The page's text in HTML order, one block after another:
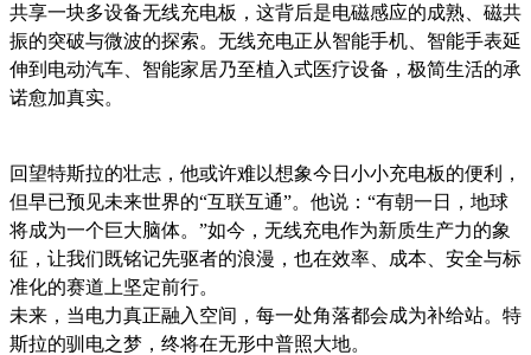
共享一块多设备无线充电板，这背后是电磁感应的成熟、磁共
振的突破与微波的探索。无线充电正从智能手机、智能手表延
伸到电动汽车、智能家居乃至植入式医疗设备，极简生活的承
诺愈加真实。
回望特斯拉的壮志，他或许难以想象今日小小充电板的便利，
但早已预见未来世界的“互联互通”。他说：“有朝一日，地球
将成为一个巨大脑体。”如今，无线充电作为新质生产力的象
征，让我们既铭记先驱者的浪漫，也在效率、成本、安全与标
准化的赛道上坚定前行。
未来，当电力真正融入空间，每一处角落都会成为补给站。特
斯拉的驯电之梦，终将在无形中普照大地。